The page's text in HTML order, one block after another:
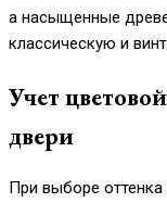
а насыщенные
классическую и
Учет
двери
При выборе